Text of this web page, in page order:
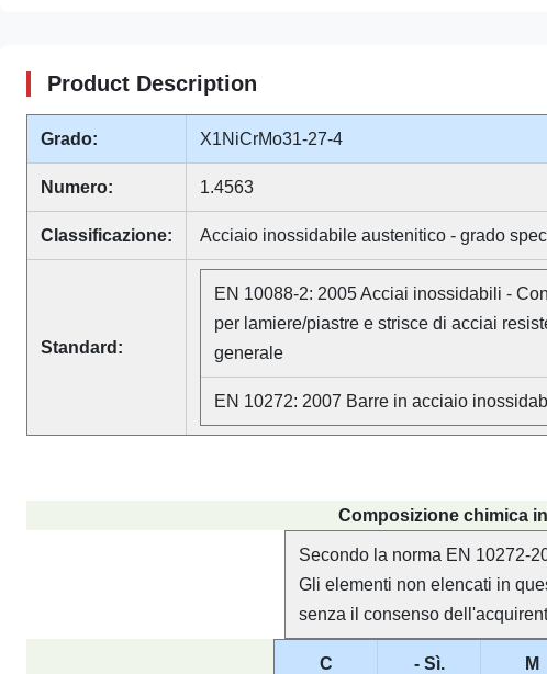
Product Description
Grado: X1NiCrMo31-27-4
Numero: 1.4563
Classificazione: Acciaio inossidabile austenitico - grado
Standard:
EN 10088-2: 2005 Acciai inossidabili -
per lamiere/piastre e strisce di acciai
generale
EN 10272: 2007 Barre in acciaio
Composizione chimica
Secondo la norma EN 10272-
Gli elementi non elencati in
senza il consenso
C - Sì. M